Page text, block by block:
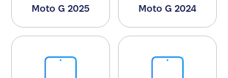
Moto G 2025 Moto G 2024